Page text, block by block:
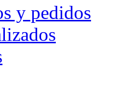
y pedidos